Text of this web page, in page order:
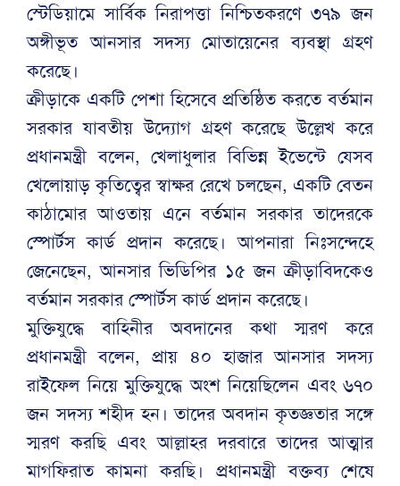
স্টেডিয়ামে সার্বিক নিরাপত্তা নিশ্চিতকরণে ৩৭৯ জন
অঙ্গীভূত আনসার সদস্য মোতায়েনের ব্যবস্থা গ্রহণ
করেছে।
ক্রীড়াকে একটি পেশা হিসেবে প্রতিষ্ঠিত করতে বর্তমান
সরকার যাবতীয় উদ্যোগ গ্রহণ করেছে উল্লেখ করে
প্রধানমন্ত্রী বলেন, খেলাধুলার বিভিন্ন ইভেন্টে যেসব
খেলোয়াড় কৃতিত্বের স্বাক্ষর রেখে চলছেন, একটি বেতন
কাঠামোর আওতায় এনে বর্তমান সরকার তাদেরকে
স্পোর্টস কার্ড প্রদান করেছে। আপনারা নিঃসন্দেহে
জেনেছেন, আনসার ভিডিপির ১৫ জন ক্রীড়াবিদকেও
বর্তমান সরকার স্পোর্টস কার্ড প্রদান করেছে।
মুক্তিযুদ্ধে বাহিনীর অবদানের কথা স্মরণ করে
প্রধানমন্ত্রী বলেন, প্রায় ৪০ হাজার আনসার সদস্য
রাইফেল নিয়ে মুক্তিযুদ্ধে অংশ নিয়েছিলেন এবং ৬৭০
জন সদস্য শহীদ হন। তাদের অবদান কৃতজ্ঞতার সঙ্গে
স্মরণ করছি এবং আল্লাহর দরবারে তাদের আত্মার
মাগফিরাত কামনা করছি। প্রধানমন্ত্রী বক্তব্য শেষে